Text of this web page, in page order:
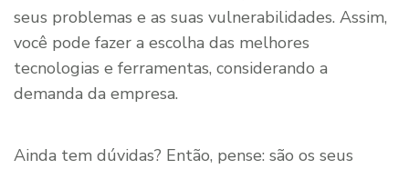
seus problemas e as suas vulnerabilidades. Assim,
você pode fazer a escolha das melhores
tecnologias e ferramentas, considerando a
demanda da empresa.
Ainda tem dúvidas? Então, pense: são os seus